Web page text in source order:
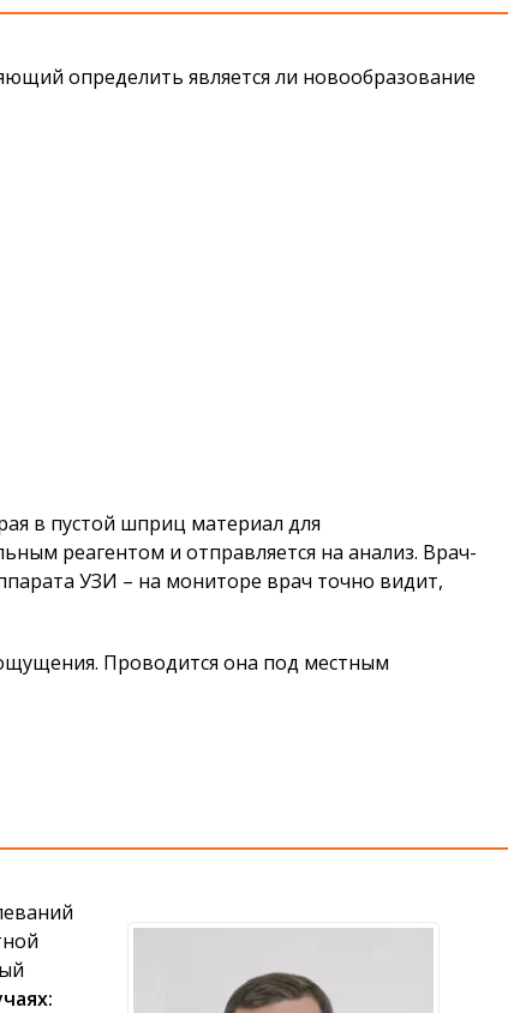
определить является ли новообразование
в пустой шприц материал для
реагентом и отправляется на анализ. Врач-
УЗИ – на мониторе врач точно видит,
Проводится она под местным